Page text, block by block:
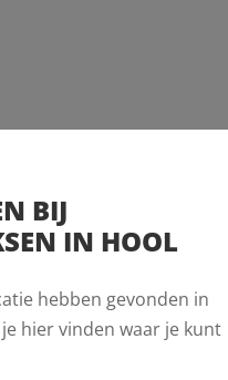
BIJ
IN HOOL
hebben gevonden in
hier vinden waar je kunt